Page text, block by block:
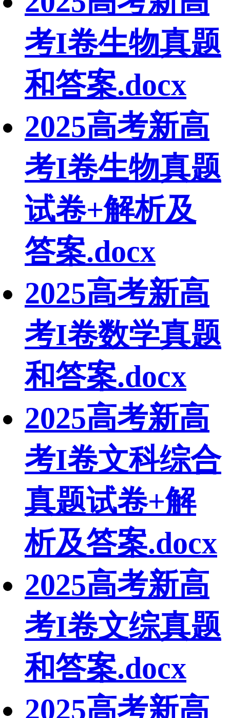
考I卷生物真题
和答案.docx
2025高考新高
考I卷生物真题
试卷+解析及
答案.docx
2025高考新高
考I卷数学真题
和答案.docx
2025高考新高
考I卷文科综合
真题试卷+解
析及答案.docx
2025高考新高
考I卷文综真题
和答案.docx
2025高考新高